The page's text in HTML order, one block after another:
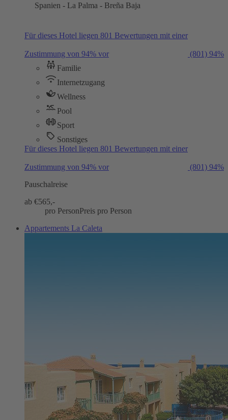
Spanien - La Palma - Breña Baja
Für dieses Hotel liegen 801 Bewertungen mit einer
Zustimmung von 94% vor (801) 94%
Familie
Internetzugang
Wellness
Pool
Sport
Sonstiges
Für dieses Hotel liegen 801 Bewertungen mit einer
Zustimmung von 94% vor (801) 94%
Pauschalreise
ab €565,-
pro PersonPreis pro Person
Appartements La Caleta